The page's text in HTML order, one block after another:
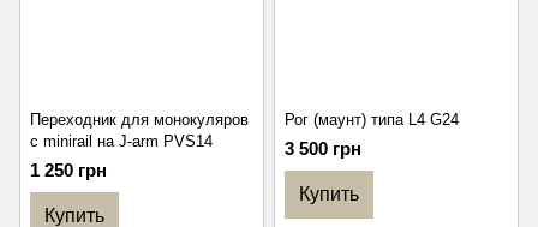
Переходник для монокуляров
с minirail на J-arm PVS14
1 250 грн
Купить
Рог (маунт) типа L4 G24
3 500 грн
Купить